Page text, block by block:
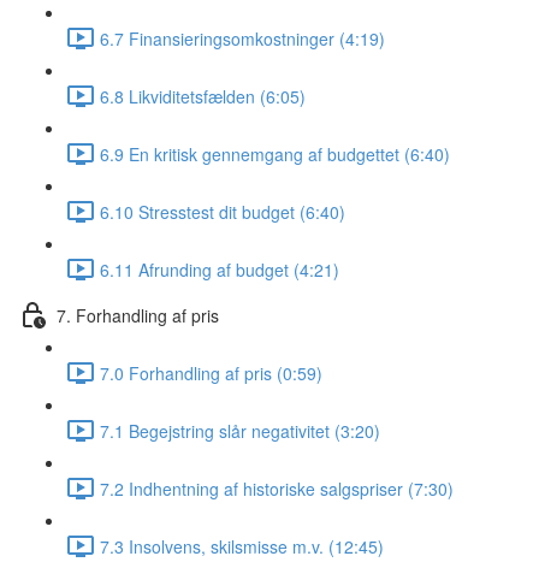
6.7 Finansieringsomkostninger (4:19)
6.8 Likviditetsfælden (6:05)
6.9 En kritisk gennemgang af budgettet (6:40)
6.10 Stresstest dit budget (6:40)
6.11 Afrunding af budget (4:21)
7. Forhandling af pris
7.0 Forhandling af pris (0:59)
7.1 Begejstring slår negativitet (3:20)
7.2 Indhentning af historiske salgspriser (7:30)
7.3 Insolvens, skilsmisse m.v. (12:45)